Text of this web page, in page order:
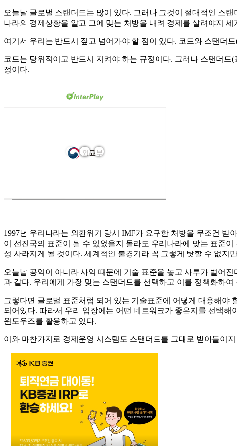
오늘날 글로벌 스탠더드는 많이 있다. 그러나 그것이 절대적인 스
나라의 경제상황을 알고 그에 맞는 처방을 내려 경제를 살려야지
여기서 우리는 반드시 짚고 넘어가야 할 점이 있다. 코드와 스탠더
코드는 당위적이고 반드시 지켜야 하는 규정이다. 그러나 스탠더
정이다.
1997년 우리나라는 외환위기 당시 IMF가 요구한 처방을 무조건
이 선진국의 표준이 될 수 있었을지 몰라도 우리나라에 맞는 표준
성 사라지게 될 것이다. 세계적인 불경기라 꼭 그렇게 탓할 수 없지
오늘날 공익이 아니라 사익 때문에 기술 표준을 놓고 사투가 벌어
과 같다. 우리에게 가장 맞는 스탠더드를 선택하고 이를 정책화하
그렇다면 글로벌 표준처럼 되어 있는 기술표준에 어떻게 대응해야
되어있다. 따라서 우리 입장에는 어떤 네트워크가 좋은지를 선택
윈도우즈를 활용하고 있다.
이와 마찬가지로 경제운영 시스템도 스탠더드를 그대로 받아들이